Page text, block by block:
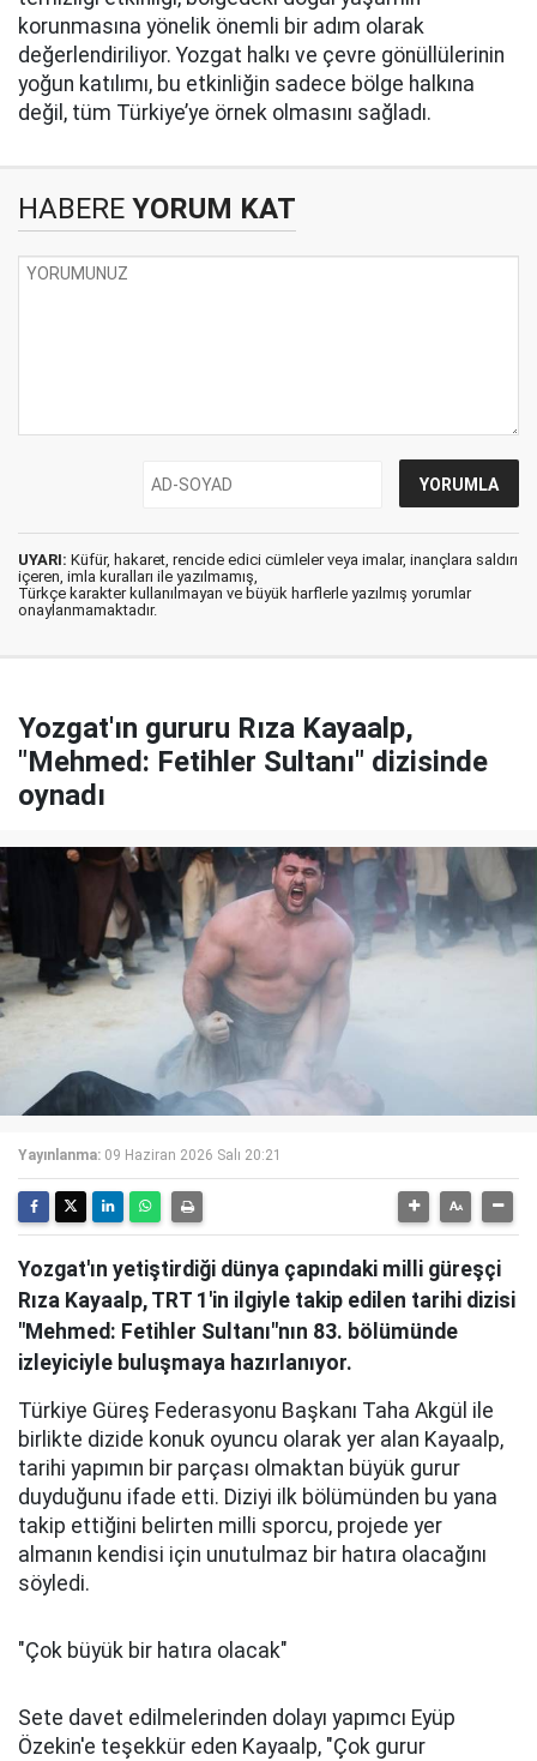
korunmasına yönelik önemli bir adım olarak
değerlendiriliyor. Yozgat halkı ve çevre gönüllülerinin
yoğun katılımı, bu etkinliğin sadece bölge halkına
değil, tüm Türkiye’ye örnek olmasını sağladı.
HABERE YORUM KAT
UYARI: Küfür, hakaret, rencide edici cümleler veya imalar, inançlara saldırı
içeren, imla kuralları ile yazılmamış,
Türkçe karakter kullanılmayan ve büyük harflerle yazılmış yorumlar
onaylanmamaktadır.
Yozgat'ın gururu Rıza Kayaalp,
"Mehmed: Fetihler Sultanı" dizisinde
oynadı
Yayınlanma: 09 Haziran 2026 Salı 20:21
Yozgat'ın yetiştirdiği dünya çapındaki milli güreşçi
Rıza Kayaalp, TRT 1'in ilgiyle takip edilen tarihi dizisi
"Mehmed: Fetihler Sultanı"nın 83. bölümünde
izleyiciyle buluşmaya hazırlanıyor.
Türkiye Güreş Federasyonu Başkanı Taha Akgül ile
birlikte dizide konuk oyuncu olarak yer alan Kayaalp,
tarihi yapımın bir parçası olmaktan büyük gurur
duyduğunu ifade etti. Diziyi ilk bölümünden bu yana
takip ettiğini belirten milli sporcu, projede yer
almanın kendisi için unutulmaz bir hatıra olacağını
söyledi.
"Çok büyük bir hatıra olacak"
Sete davet edilmelerinden dolayı yapımcı Eyüp
Özekin'e teşekkür eden Kayaalp, "Çok gurur